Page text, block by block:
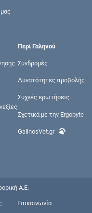
Περί Γαληνού
Συνδρομές
Δυνατότητες προβολής
Συχνές ερωτήσεις
Σχετικά με την Ergobyte
GalinosVet.gr
Α.Ε.
Επικοινωνία